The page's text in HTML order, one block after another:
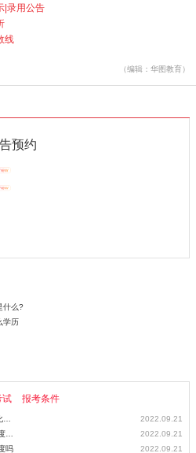
|录用公告
线
（编辑：华图教育）
什么?
学历
试 报考条件
2022.09.21
2022.09.21
吗
2022.09.21